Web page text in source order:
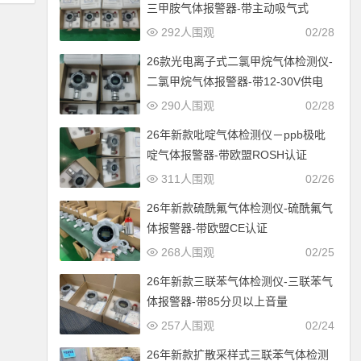
三甲胺气体报警器-带主动吸气式
02/28
292人围观
26款光电离子式二氯甲烷气体检测仪-
二氯甲烷气体报警器-带12-30V供电
02/28
290人围观
26年新款吡啶气体检测仪－ppb极吡
啶气体报警器-带欧盟ROSH认证
02/26
311人围观
26年新款硫酰氟气体检测仪-硫酰氟气
体报警器-带欧盟CE认证
02/25
268人围观
26年新款三联苯气体检测仪-三联苯气
体报警器-带85分贝以上音量
02/24
257人围观
26年新款扩散采样式三联苯气体检测